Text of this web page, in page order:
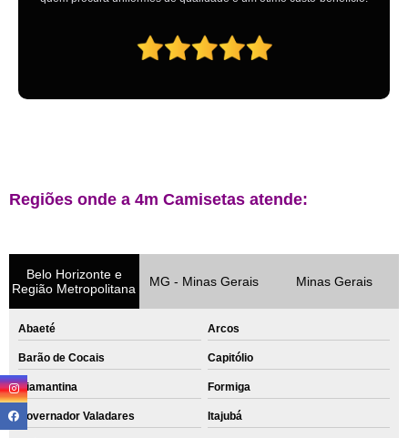
Regiões onde a 4m Camisetas atende:
Belo Horizonte e
Região Metropolitana
MG - Minas Gerais Minas Gerais
Abaeté Arcos
Barão de Cocais Capitólio
Diamantina Formiga
Governador Valadares Itajubá